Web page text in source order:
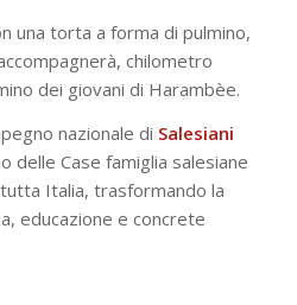
una torta a forma di pulmino,
chilometro
dei giovani di Harambèe.
nazionale di Salesiani
delle Case famiglia salesiane
Italia, trasformando la
educazione e concrete